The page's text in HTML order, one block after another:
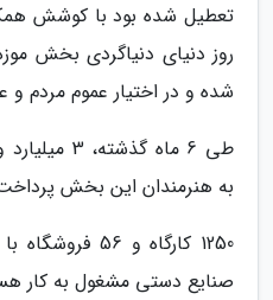
تعطیل شده بود با کوشش
روز دنیای دنیاگردی بخش
شده و در اختیار عموم مردم و
به هنرمندان این بخش
صنایع دستی مشغول به کار